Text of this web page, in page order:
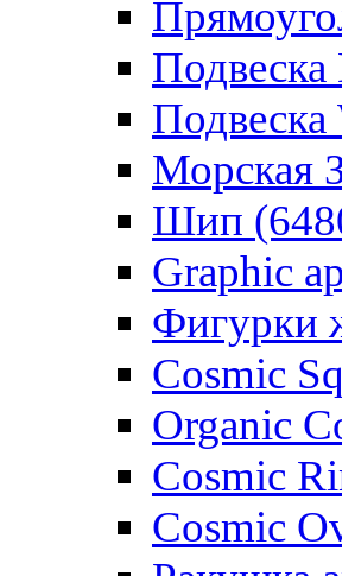
Подвеска
Морская
Шип
Graphic
Фигурки
Cosmic
Organic
Cosmic
Cosmic